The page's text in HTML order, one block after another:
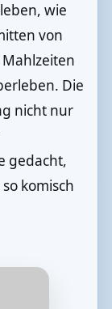
wie
von
Die
nicht nur
gedacht,
komisch